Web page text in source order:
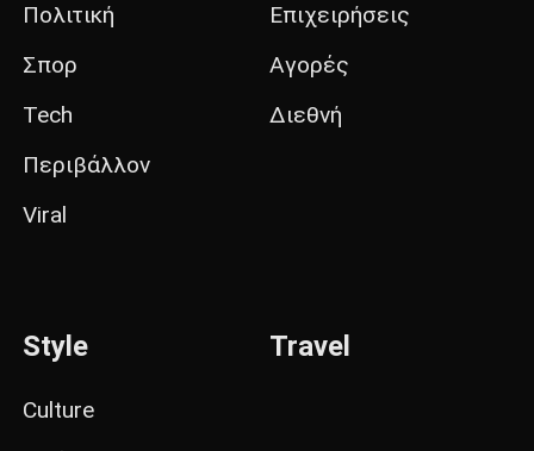
Πολιτική
Σπορ
Tech
Περιβάλλον
Viral
Επιχειρήσεις
Αγορές
Διεθνή
Style
Culture
Travel